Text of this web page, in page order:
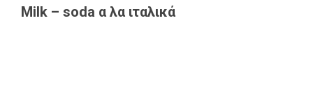
Milk – soda α λα ιταλικά